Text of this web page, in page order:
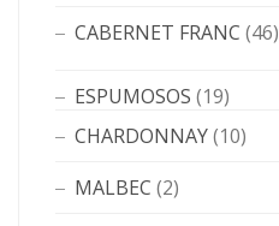
CABERNET FRANC (46)
ESPUMOSOS (19)
CHARDONNAY(10)
MALBEC (2)